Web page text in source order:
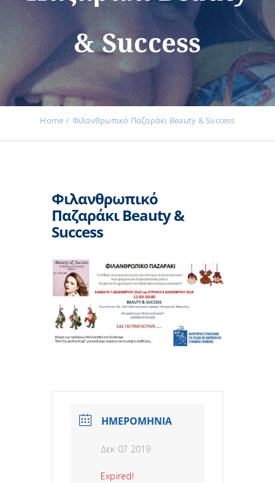
Εκδηλώσεις
Νέα
Επικοινωνία
& Success
Home Φιλανθρωπικό Παζαράκι Beauty & Success
Φιλανθρωπικό
Παζαράκι Beauty &
Success
ΗΜΕΡΟΜΗΝΙΑ
Δεκ 07 2019
Expired!